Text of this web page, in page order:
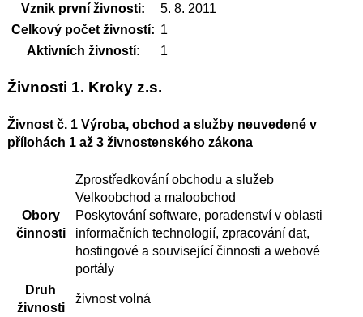
Vznik první živnosti:
5. 8. 2011
Celkový počet živností: 1
Aktivních živností:
1
Živnosti 1. Kroky z.s.
Živnost č. 1 Výroba, obchod a služby neuvedené v
přílohách 1 až 3 živnostenského zákona
Obory
činnosti
Zprostředkování obchodu a služeb
Velkoobchod a maloobchod
Poskytování software, poradenství v oblasti
informačních technologií, zpracování dat,
hostingové a související činnosti a webové
portály
Druh
živnosti
živnost volná